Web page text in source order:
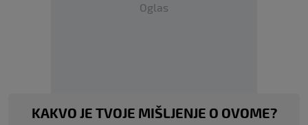
Oglas
KAKVO JE TVOJE MIŠLJENJE O OVOME?